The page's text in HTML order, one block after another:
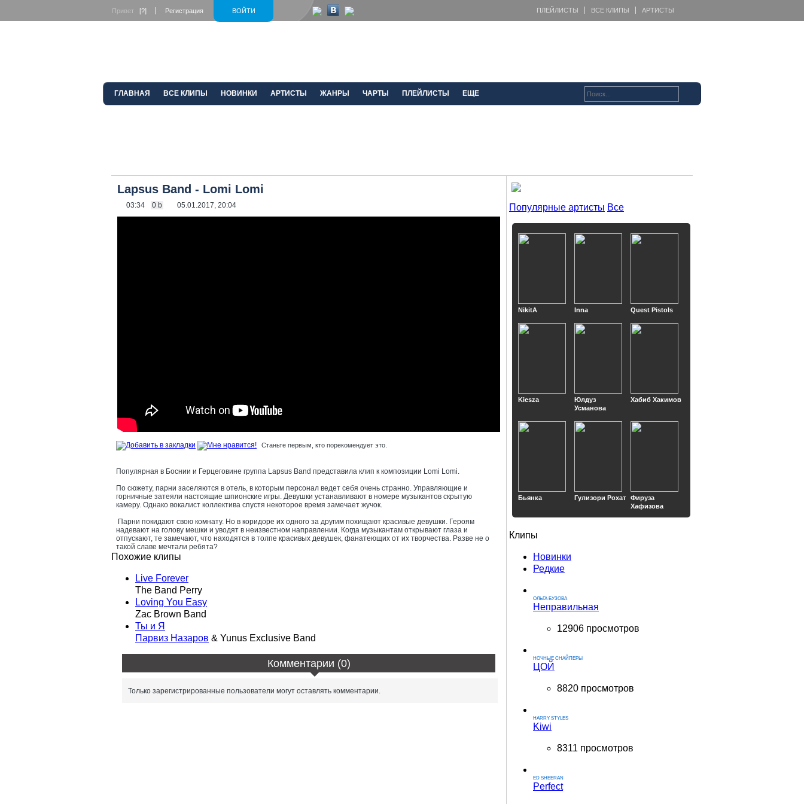
ВОЙТИ
Привет [?] Регистрация ПЛЕЙЛИСТЫ ВСЕ КЛИПЫ АРТИСТЫ
ГЛАВНАЯ ВСЕ КЛИПЫ НОВИНКИ АРТИСТЫ ЖАНРЫ ЧАРТЫ ПЛЕЙЛИСТЫ ЕЩЕ
Lapsus Band - Lomi Lomi
03:34 0 b 05.01.2017, 20:04 Популярные артисты Все
NikitA Inna Quest Pistols
Kiesza
Юлдуз
Усманова
Хабиб Хакимов
Бьянка Гулизори Рохат
Фируза
Хафизова
Клипы
Новинки
Редкие
ОЛЬГА БУЗОВА
Неправильная
12906 просмотров
НОЧНЫЕ СНАЙПЕРЫ
ЦОЙ
8820 просмотров
HARRY STYLES
Kiwi
8311 просмотров
ED SHEERAN
Perfect
Станьте первым, кто порекомендует это.
Популярная в Боснии и Герцеговине группа Lapsus Band представила клип к композиции Lomi Lomi.
По сюжету, парни заселяются в отель, в которым персонал ведет себя очень странно. Управляющие и
горничные затеяли настоящие шпионские игры. Девушки устанавливают в номере музыкантов скрытую
камеру. Однако вокалист коллектива спустя некоторое время замечает жучок.
Парни покидают свою комнату. Но в коридоре их одного за другим похищают красивые девушки. Героям
надевают на голову мешки и уводят в неизвестном направлении. Когда музыкантам открывают глаза и
отпускают, те замечают, что находятся в толпе красивых девушек, фанатеющих от их творчества. Разве не о
такой славе мечтали ребята?
Похожие клипы
Live Forever
The Band Perry
Loving You Easy
Zac Brown Band
Ты и Я
Парвиз Назаров & Yunus Exclusive Band
Комментарии (0)
Только зарегистрированные пользователи могут оставлять комментарии.